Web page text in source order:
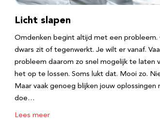
Licht slapen
Omdenken begint altijd met een probleem.
dwars zit of tegenwerkt. Je wilt er vanaf.
probleem daarom zo snel mogelijk te laten
het op te lossen. Soms lukt dat. Mooi zo.
Maar vaak genoeg blijken jouw oplossingen
doe…
Lees meer